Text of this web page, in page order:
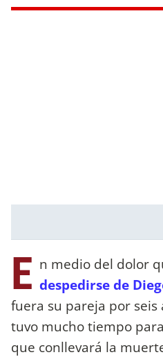
E n medio del dolor
despedirse de
fuera su pareja por seis
tuvo mucho tiempo
que conllevará la